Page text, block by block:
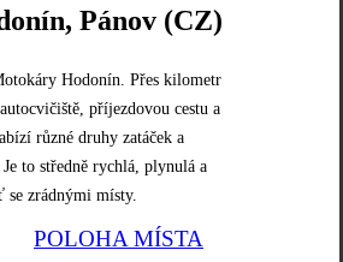
Pánov (CZ)
Hodonín. Přes kilometr
příjezdovou cestu a
různé druhy zatáček a
to středně rychlá, plynulá a
se zrádnými místy.
POLOHA MÍSTA